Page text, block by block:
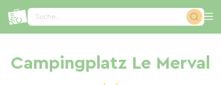
Suche...
Campingplatz Le Merval
Cookie-Einstellungen